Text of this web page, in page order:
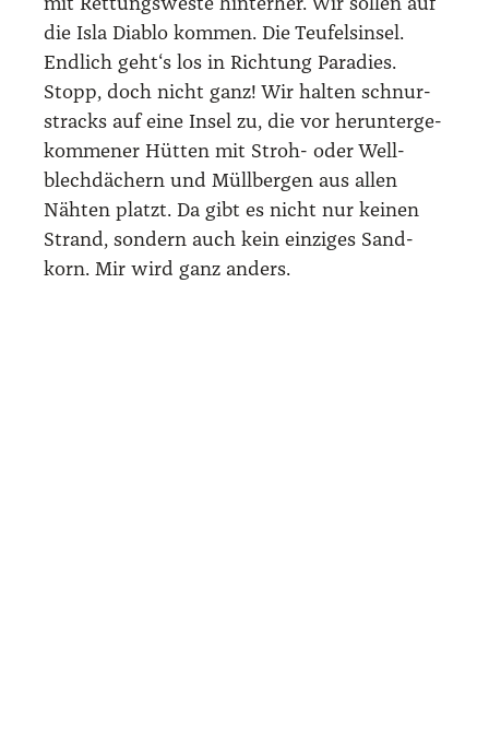
trans­pa­ren­te Blu­se auf einen BH. Drau­ßen
ler­ne ich zwei Mädels ken­nen, die bereits
seit einem Tag auf der Insel sind, Sabi­ne aus
der Schweiz und Lin­ny aus Aus­tra­li­en. Sie
freu­en sich über mich, den Neu­zu­gang, denn
außer ihnen bei­den sei sonst kein Aus­län­der
mehr auf der Insel. Kein Wun­der – es ist Mit­
te Okto­ber und noch Regen­zeit.